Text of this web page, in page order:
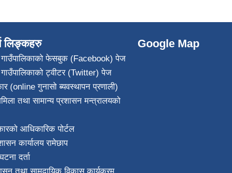
लिङ्कहरु
गाउँपालिकाको फेसबुक (Facebook) पेज
ट्वीटर (Twitter) पेज
(online गुनासो ब्यवस्थापन प्रणाली)
तथा सामान्य प्रशासन मन्त्रालयको
आधिकारिक पोर्टल
कार्यालय रामेछाप
दर्ता
Google Map